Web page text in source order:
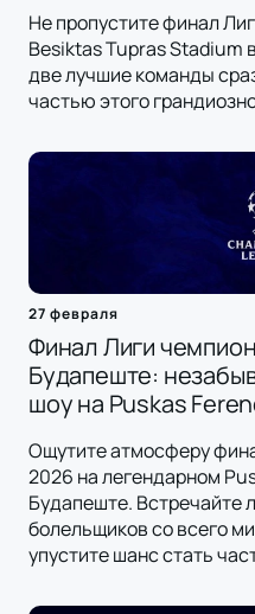
Не пропустите финал
Besiktas Tupras Stadium
две лучшие команды
частью этого
27 февраля
Финал Лиги
Будапеште:
шоу на Puskas
Ощутите атмосферу
2026 на легендарном
Будапеште. Встречайте
болельщиков со всего
упустите шанс стать